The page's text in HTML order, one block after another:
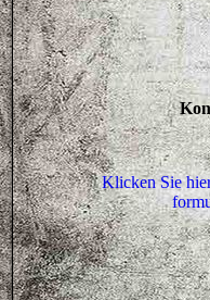
Klicken Sie